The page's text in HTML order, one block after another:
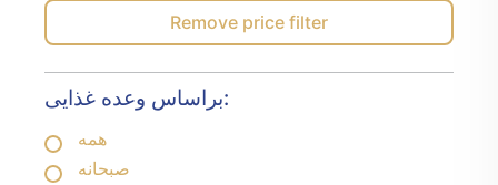
Remove price filter
براساس وعده غذایی:
همه
صبحانه